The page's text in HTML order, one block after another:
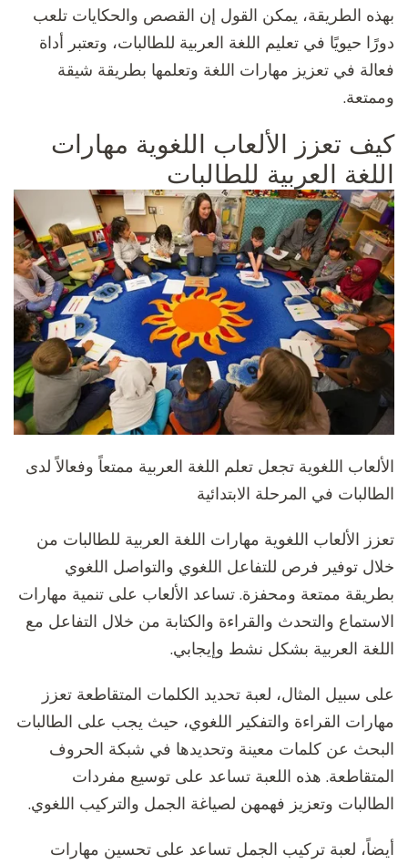
بهذه الطريقة، يمكن القول إن القصص والحكايات تلعب
دورًا حيويًا في تعليم اللغة العربية للطالبات، وتعتبر أداة
فعالة في تعزيز مهارات اللغة وتعلمها بطريقة شيقة
وممتعة.
كيف تعزز الألعاب اللغوية مهارات
اللغة العربية للطالبات
الألعاب اللغوية تجعل تعلم اللغة العربية ممتعاً وفعالاً لدى
الطالبات في المرحلة الابتدائية
تعزز الألعاب اللغوية مهارات اللغة العربية للطالبات من
خلال توفير فرص للتفاعل اللغوي والتواصل اللغوي
بطريقة ممتعة ومحفزة. تساعد الألعاب على تنمية مهارات
الاستماع والتحدث والقراءة والكتابة من خلال التفاعل مع
اللغة العربية بشكل نشط وإيجابي.
على سبيل المثال، لعبة تحديد الكلمات المتقاطعة تعزز
مهارات القراءة والتفكير اللغوي، حيث يجب على الطالبات
البحث عن كلمات معينة وتحديدها في شبكة الحروف
المتقاطعة. هذه اللعبة تساعد على توسيع مفردات
الطالبات وتعزيز فهمهن لصياغة الجمل والتركيب اللغوي.
أيضاً، لعبة تركيب الجمل تساعد على تحسين مهارات